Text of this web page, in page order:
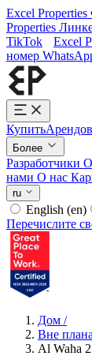
Excel
Properties
TikTok
Excel
номер
Купить
Более
Разработчики
нами О нас
ru
English (en)
Перечислите
Дом /
Вне плана
Al Waha